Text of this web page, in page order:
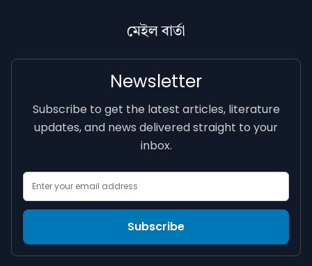
মেইল বাৰ্তা
Newsletter
Subscribe to get the latest articles, literature
updates, and news delivered straight to your
inbox.
Subscribe